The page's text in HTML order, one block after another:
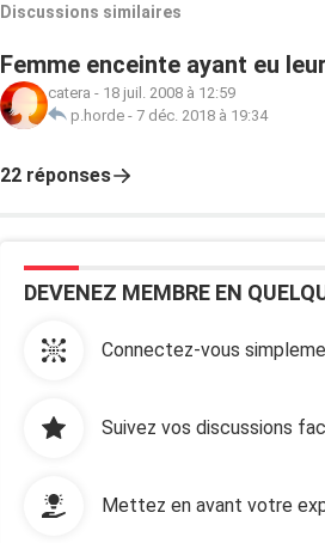
Discussions similaires
Femme enceinte ayant eu
catera - 18 juil. 2008 à 12:59
p.horde - 7 déc. 2018 à 19:34
22 réponses
DEVENEZ MEMBRE EN
Connectez-vous
Suivez vos discussions
Mettez en avant votre